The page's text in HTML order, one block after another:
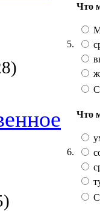
5.
Что
6.
Что